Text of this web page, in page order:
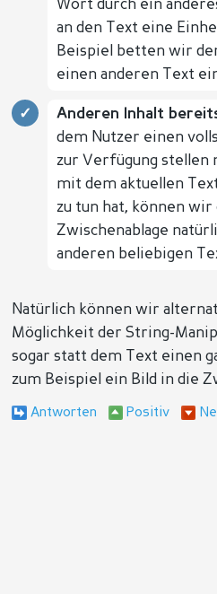
Wort durch ein
an den Text eine
Beispiel betten wir
einen anderen Text
Anderen Inhalt
dem Nutzer einen
zur Verfügung stellen
mit dem aktuellen
zu tun hat, können wir
Zwischenablage
anderen beliebigen
Natürlich können wir
Möglichkeit der String-
sogar statt dem Text einen
zum Beispiel ein Bild in die